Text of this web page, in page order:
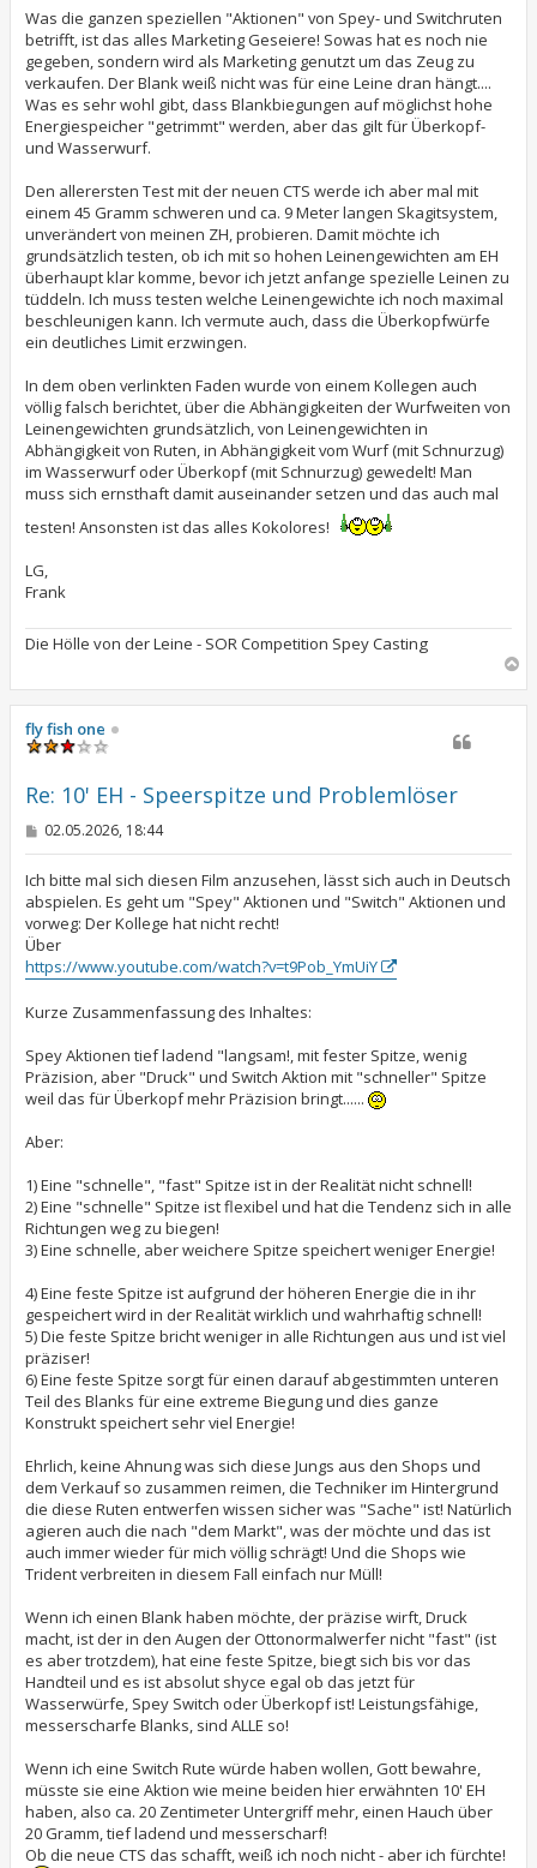
Was die ganzen speziellen "Aktionen" von Spey- und Switchruten
betrifft, ist das alles Marketing Geseiere! Sowas hat es noch nie
gegeben, sondern wird als Marketing genutzt um das Zeug zu
verkaufen. Der Blank weiß nicht was für eine Leine dran hängt....
Was es sehr wohl gibt, dass Blankbiegungen auf möglichst hohe
Energiespeicher "getrimmt" werden, aber das gilt für Überkopf-
und Wasserwurf.
Den allerersten Test mit der neuen CTS werde ich aber mal mit
einem 45 Gramm schweren und ca. 9 Meter langen Skagitsystem,
unverändert von meinen ZH, probieren. Damit möchte ich
grundsätzlich testen, ob ich mit so hohen Leinengewichten am EH
überhaupt klar komme, bevor ich jetzt anfange spezielle Leinen zu
tüddeln. Ich muss testen welche Leinengewichte ich noch maximal
beschleunigen kann. Ich vermute auch, dass die Überkopfwürfe
ein deutliches Limit erzwingen.
In dem oben verlinkten Faden wurde von einem Kollegen auch
völlig falsch berichtet, über die Abhängigkeiten der Wurfweiten von
Leinengewichten grundsätzlich, von Leinengewichten in
Abhängigkeit von Ruten, in Abhängigkeit vom Wurf (mit Schnurzug)
im Wasserwurf oder Überkopf (mit Schnurzug) gewedelt! Man
muss sich ernsthaft damit auseinander setzen und das auch mal
testen! Ansonsten ist das alles Kokolores!
LG,
Frank
Die Hölle von der Leine - SOR Competition Spey Casting
c
fly fish one
Re: 10' EH - Speerspitze und Problemlöser
B
t
r
a
g
02.05.2026, 18:44
Ich bitte mal sich diesen Film anzusehen, lässt sich auch in Deutsch
abspielen. Es geht um "Spey" Aktionen und "Switch" Aktionen und
vorweg: Der Kollege hat nicht recht!
Über
https://www.youtube.com/watch?v=t9Pob_YmUiY
Kurze Zusammenfassung des Inhaltes:
Spey Aktionen tief ladend "langsam!, mit fester Spitze, wenig
Präzision, aber "Druck" und Switch Aktion mit "schneller" Spitze
weil das für Überkopf mehr Präzision bringt......
Aber:
1) Eine "schnelle", "fast" Spitze ist in der Realität nicht schnell!
2) Eine "schnelle" Spitze ist flexibel und hat die Tendenz sich in alle
Richtungen weg zu biegen!
3) Eine schnelle, aber weichere Spitze speichert weniger Energie!
4) Eine feste Spitze ist aufgrund der höheren Energie die in ihr
gespeichert wird in der Realität wirklich und wahrhaftig schnell!
5) Die feste Spitze bricht weniger in alle Richtungen aus und ist viel
präziser!
6) Eine feste Spitze sorgt für einen darauf abgestimmten unteren
Teil des Blanks für eine extreme Biegung und dies ganze
Konstrukt speichert sehr viel Energie!
Ehrlich, keine Ahnung was sich diese Jungs aus den Shops und
dem Verkauf so zusammen reimen, die Techniker im Hintergrund
die diese Ruten entwerfen wissen sicher was "Sache" ist! Natürlich
agieren auch die nach "dem Markt", was der möchte und das ist
auch immer wieder für mich völlig schrägt! Und die Shops wie
Trident verbreiten in diesem Fall einfach nur Müll!
Wenn ich einen Blank haben möchte, der präzise wirft, Druck
macht, ist der in den Augen der Ottonormalwerfer nicht "fast" (ist
es aber trotzdem), hat eine feste Spitze, biegt sich bis vor das
Handteil und es ist absolut shyce egal ob das jetzt für
Wasserwürfe, Spey Switch oder Überkopf ist! Leistungsfähige,
messerscharfe Blanks, sind ALLE so!
Wenn ich eine Switch Rute würde haben wollen, Gott bewahre,
müsste sie eine Aktion wie meine beiden hier erwähnten 10' EH
haben, also ca. 20 Zentimeter Untergriff mehr, einen Hauch über
20 Gramm, tief ladend und messerscharf!
Ob die neue CTS das schafft, weiß ich noch nicht - aber ich fürchte!